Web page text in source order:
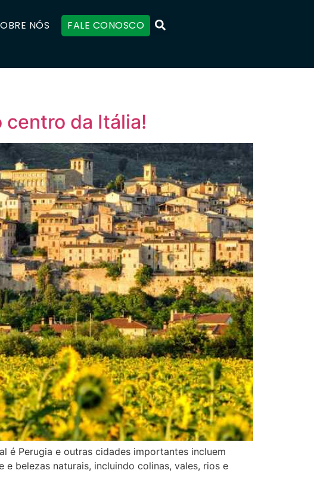
NÓS FALE CONOSCO
centro da Itália!
é Perugia e outras cidades importantes incluem
belezas naturais, incluindo colinas, vales, rios e